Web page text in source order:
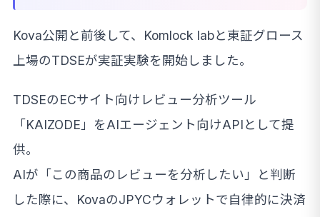
Kova公開と前後して、Komlock labと東証グロース
上場のTDSEが実証実験を開始しました。
TDSEのECサイト向けレビュー分析ツール
「KAIZODE」をAIエージェント向けAPIとして提
供。
AIが「この商品のレビューを分析したい」と判断
した際に、KovaのJPYCウォレットで自律的に決済